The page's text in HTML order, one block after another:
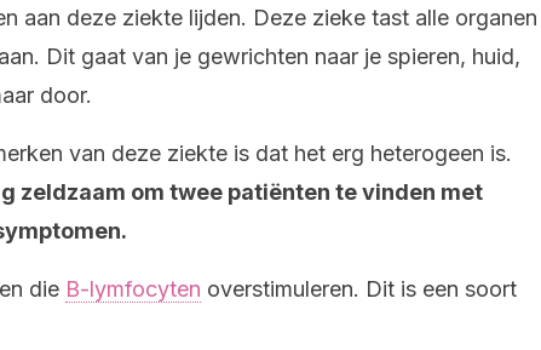
aan deze ziekte lijden. Deze zieke tast alle organen
Dit gaat van je gewrichten naar je spieren, huid,
door.
van deze ziekte is dat het erg heterogeen is.
zeldzaam om twee patiënten te vinden met
die B-lymfocyten overstimuleren. Dit is een soort